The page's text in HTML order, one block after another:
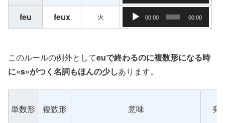
feu feux 火 音声プレーヤー
00:00 00:00
このルールの例外としてeuで終わるのに複数形になる時
に«s»がつく名詞もほんの少しあります。
単数形 複数形 意味 発